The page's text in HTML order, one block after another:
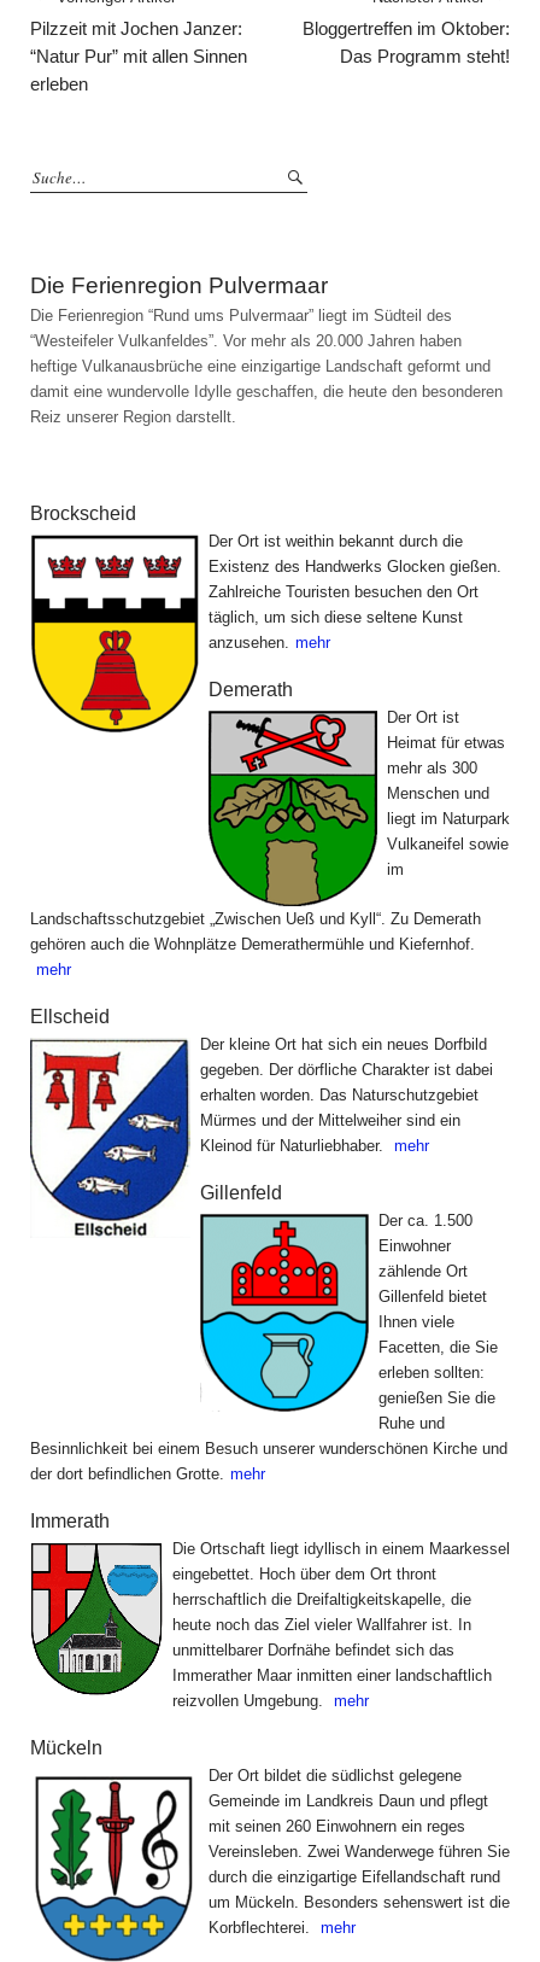
Pilzzeit mit Jochen Janzer:
“Natur Pur” mit allen Sinnen
erleben
Bloggertreffen im Oktober:
Das Programm steht!
Die Ferienregion Pulvermaar
Die Ferienregion “Rund ums Pulvermaar” liegt im Südteil des
“Westeifeler Vulkanfeldes”. Vor mehr als 20.000 Jahren haben
heftige Vulkanausbrüche eine einzigartige Landschaft geformt und
damit eine wundervolle Idylle geschaffen, die heute den besonderen
Reiz unserer Region darstellt.
Brockscheid
Der Ort ist weithin bekannt durch die
Existenz des Handwerks Glocken gießen.
Zahlreiche Touristen besuchen den Ort
täglich, um sich diese seltene Kunst
anzusehen. mehr
Demerath
Der Ort ist
Heimat für etwas
mehr als 300
Menschen und
liegt im Naturpark
Vulkaneifel sowie
im
Landschaftsschutzgebiet „Zwischen Ueß und Kyll“. Zu Demerath
gehören auch die Wohnplätze Demerathermühle und Kiefernhof.
mehr
Ellscheid
Der kleine Ort hat sich ein neues Dorfbild
gegeben. Der dörfliche Charakter ist dabei
erhalten worden. Das Naturschutzgebiet
Mürmes und der Mittelweiher sind ein
Kleinod für Naturliebhaber.
mehr
Gillenfeld
Der ca. 1.500
Einwohner
zählende Ort
Gillenfeld bietet
Ihnen viele
Facetten, die Sie
erleben sollten:
genießen Sie die
Ruhe und
Besinnlichkeit bei einem Besuch unserer wunderschönen Kirche und
der dort befindlichen Grotte. mehr
Immerath
Die Ortschaft liegt idyllisch in einem Maarkessel
eingebettet. Hoch über dem Ort thront
herrschaftlich die Dreifaltigkeitskapelle, die
heute noch das Ziel vieler Wallfahrer ist. In
unmittelbarer Dorfnähe befindet sich das
Immerather Maar inmitten einer landschaftlich
reizvollen Umgebung.
mehr
Mückeln
Der Ort bildet die südlichst gelegene
Gemeinde im Landkreis Daun und pflegt
mit seinen 260 Einwohnern ein reges
Vereinsleben. Zwei Wanderwege führen Sie
durch die einzigartige Eifellandschaft rund
um Mückeln. Besonders sehenswert ist die
Korbflechterei.
mehr